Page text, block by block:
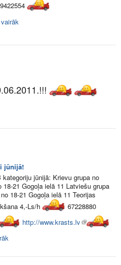
jūnijā!
kategoriju jūnijā: Krievu grupa no
18-21 Gogoļa ielā 11 Latviešu grupa
18-21 Gogoļa ielā 11 Teorijas
4,-Ls/h
67228880
http://www.krasts.lv